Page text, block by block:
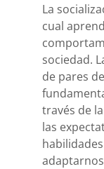
La
cual
sociedad.
de pares
través de
las